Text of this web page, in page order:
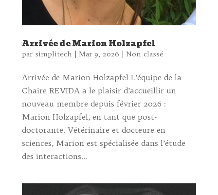
Arrivée de Marion Holzapfel
par simplitech Mar 9, 2026 Non classé
Arrivée de Marion Holzapfel L’équipe de la
Chaire REVIDA a le plaisir d’accueillir un
nouveau membre depuis février 2026 :
Marion Holzapfel, en tant que post-
doctorante. Vétérinaire et docteure en
sciences, Marion est spécialisée dans l’étude
des interactions...